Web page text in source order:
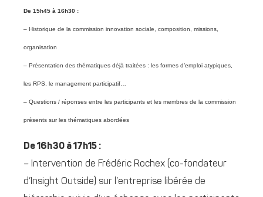
De 15h45 à 16h30 :
– Historique de la commission innovation sociale, composition, missions,
organisation
– Présentation des thématiques déjà traitées : les formes d’emploi atypiques,
les RPS, le management participatif…
– Questions / réponses entre les participants et les membres de la commission
présents sur les thématiques abordées
De 16h30 à 17h15 :
– Intervention de Frédéric Rochex (co-fondateur
d’Insight Outside) sur l’entreprise libérée de